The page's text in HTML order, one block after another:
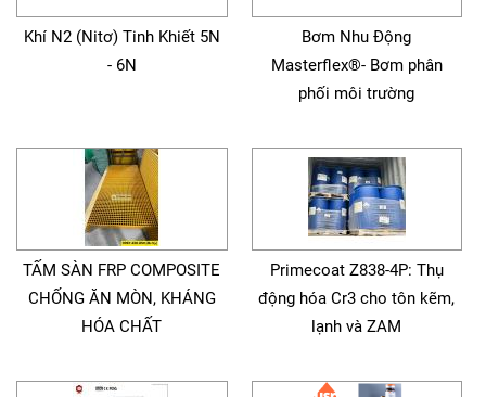
Khí N2 (Nitơ) Tinh Khiết 5N
- 6N
Bơm Nhu Động
Masterflex®- Bơm phân
phối môi trường
TẤM SÀN FRP COMPOSITE
CHỐNG ĂN MÒN, KHÁNG
HÓA CHẤT
Primecoat Z838-4P: Thụ
động hóa Cr3 cho tôn kẽm,
lạnh và ZAM